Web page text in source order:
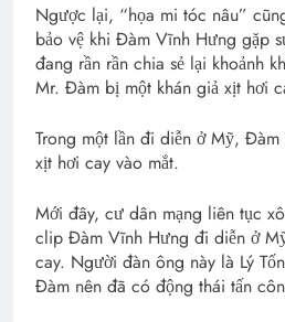
Ngược lại, “họa mi tóc nâu”
bảo vệ khi Đàm Vĩnh Hưng gặp
đang rần rần chia sẻ lại khoảnh
Mr. Đàm bị một khán giả xịt hơi
Trong một lần đi diễn ở Mỹ,
xịt hơi cay vào mắt.
Mới đây, cư dân mạng liên tục
clip Đàm Vĩnh Hưng đi diễn ở
cay. Người đàn ông này là Lý
Đàm nên đã có động thái tấn